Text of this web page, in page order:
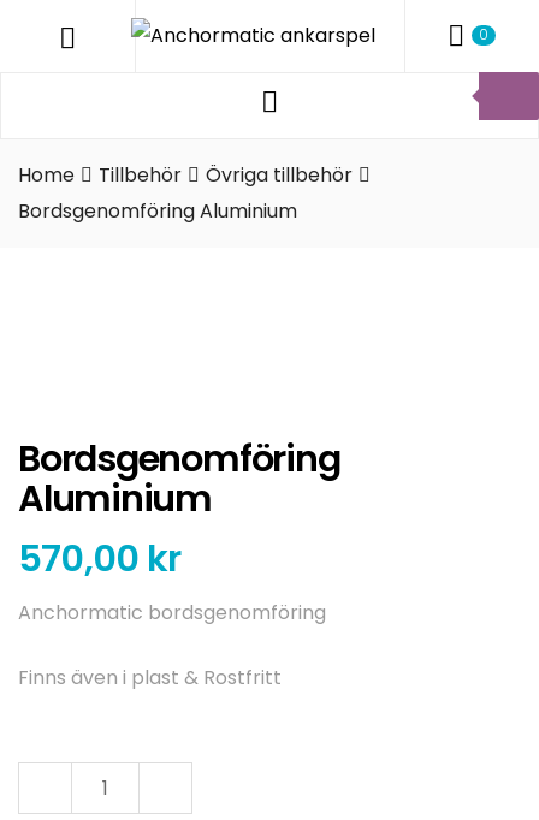
Anchormatic
0
Home
Tillbehör
Övriga tillbehör
Bordsgenomföring Aluminium
Bordsgenomföring
Aluminium
570,00 kr
Anchormatic bordsgenomföring
Finns även i plast & Rostfritt
Bordsgenomföring